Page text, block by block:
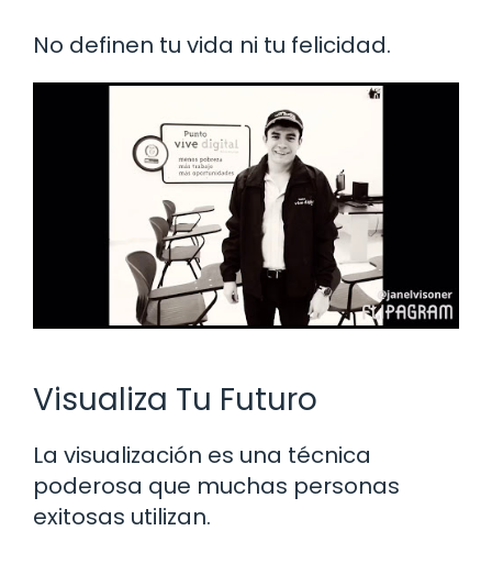
No definen tu vida ni tu felicidad.
Visualiza Tu Futuro
La visualización es una técnica
poderosa que muchas personas
exitosas utilizan.